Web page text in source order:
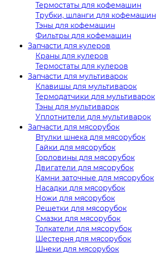
Термостаты для кофемашин
Трубки, шланги для кофемашин
Тэны для кофемашин
Фильтры для кофемашин
Запчасти для кулеров
Краны для кулеров
Термостаты для кулеров
Запчасти для мультиварок
Клавишы для мультиварок
Термодатчики для мультиварок
Тэны для мультиварок
Уплотнители для мультиварок
Запчасти для мясорубок
Втулки шнека для мясорубок
Гайки для мясорубок
Горловины для мясорубок
Двигатели для мясорубок
Камни заточные для мясорубок
Насадки для мясорубок
Ножи для мясорубок
Решетки для мясорубок
Смазки для мясорубок
Толкатели для мясорубок
Шестерня для мясорубок
Шнеки для мясорубок